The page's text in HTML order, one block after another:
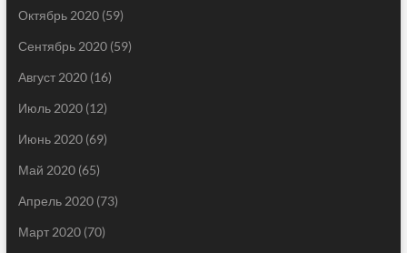
Октябрь 2020(59)
Сентябрь 2020(59)
Август 2020(16)
Июль 2020(12)
Июнь 2020(69)
Май 2020(65)
Апрель 2020(73)
Март 2020(70)